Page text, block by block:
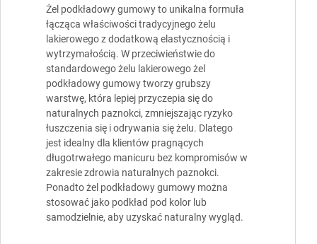
Żel podkładowy gumowy to unikalna formuła
łącząca właściwości tradycyjnego żelu
lakierowego z dodatkową elastycznością i
wytrzymałością. W przeciwieństwie do
standardowego żelu lakierowego żel
podkładowy gumowy tworzy grubszy
warstwę, która lepiej przyczepia się do
naturalnych paznokci, zmniejszając ryzyko
łuszczenia się i odrywania się żelu. Dlatego
jest idealny dla klientów pragnących
długotrwałego manicuru bez kompromisów w
zakresie zdrowia naturalnych paznokci.
Ponadto żel podkładowy gumowy można
stosować jako podkład pod kolor lub
samodzielnie, aby uzyskać naturalny wygląd.